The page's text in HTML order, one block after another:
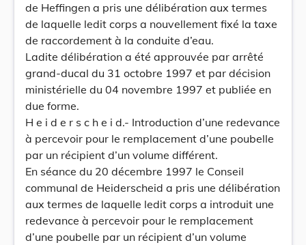
de Heffingen a pris une délibération aux termes
de laquelle ledit corps a nouvellement fixé la taxe
de raccordement à la conduite d’eau.
Ladite délibération a été approuvée par arrêté
grand-ducal du 31 octobre 1997 et par décision
ministérielle du 04 novembre 1997 et publiée en
due forme.
H e i d e r s c h e i d.- Introduction d’une redevance
à percevoir pour le remplacement d’une poubelle
par un récipient d’un volume différent.
En séance du 20 décembre 1997 le Conseil
communal de Heiderscheid a pris une délibération
aux termes de laquelle ledit corps a introduit une
redevance à percevoir pour le remplacement
d’une poubelle par un récipient d’un volume